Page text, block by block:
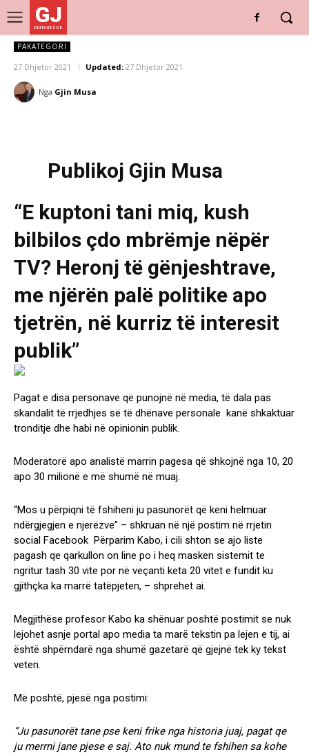
GJ
DRITARE E RE
PAKATEGORI
27 Dhjetor 2021 Updated: 27 Dhjetor 2021
Nga Gjin Musa
Publikoj Gjin Musa
“E kuptoni tani miq, kush
bilbilos çdo mbrëmje nëpër
TV? Heronj të gënjeshtrave,
me njërën palë politike apo
tjetrën, në kurriz të interesit
publik”
Pagat e disa personave që punojnë në media, të dala pas
skandalit të rrjedhjes së të dhënave personale kanë shkaktuar
tronditje dhe habi në opinionin publik.
Moderatorë apo analistë marrin pagesa që shkojnë nga 10, 20
apo 30 milionë e më shumë në muaj.
“Mos u përpiqni të fshiheni ju pasunorët që keni helmuar
ndërgjegjen e njerëzve” – shkruan në një postim në rrjetin
social Facebook Përparim Kabo, i cili shton se ajo liste
pagash qe qarkullon on line po i heq masken sistemit te
ngritur tash 30 vite por në veçanti keta 20 vitet e fundit ku
gjithçka ka marrë tatëpjeten, – shprehet ai.
Megjithëse profesor Kabo ka shënuar poshtë postimit se nuk
lejohet asnje portal apo media ta marë tekstin pa lejen e tij, ai
është shpërndarë nga shumë gazetarë që gjejnë tek ky tekst
veten.
Më poshtë, pjesë nga postimi:
“Ju pasunorët tane pse keni frike nga historia juaj, pagat qe
ju merrni jane pjese e saj. Ato nuk mund te fshihen sa kohe